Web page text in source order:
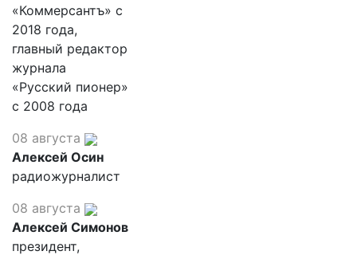
«Коммерсантъ» с
2018 года,
главный редактор
журнала
«Русский пионер»
с 2008 года
08 августа
Алексей Осин
радиожурналист
08 августа
Алексей Симонов
президент,